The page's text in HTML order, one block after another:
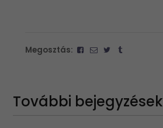
Megosztás:
További bejegyzések